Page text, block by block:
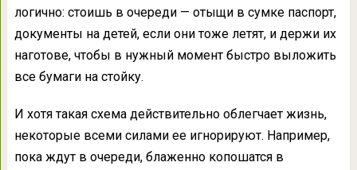
логично: стоишь в очереди — отыщи в сумке паспорт,
документы на детей, если они тоже летят, и держи их
наготове, чтобы в нужный момент быстро выложить
все бумаги на стойку.
И хотя такая схема действительно облегчает жизнь,
некоторые всеми силами ее игнорируют. Например,
пока ждут в очереди, блаженно копошатся в